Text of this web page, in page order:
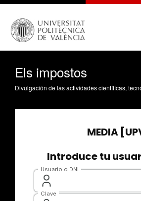
Els impostos